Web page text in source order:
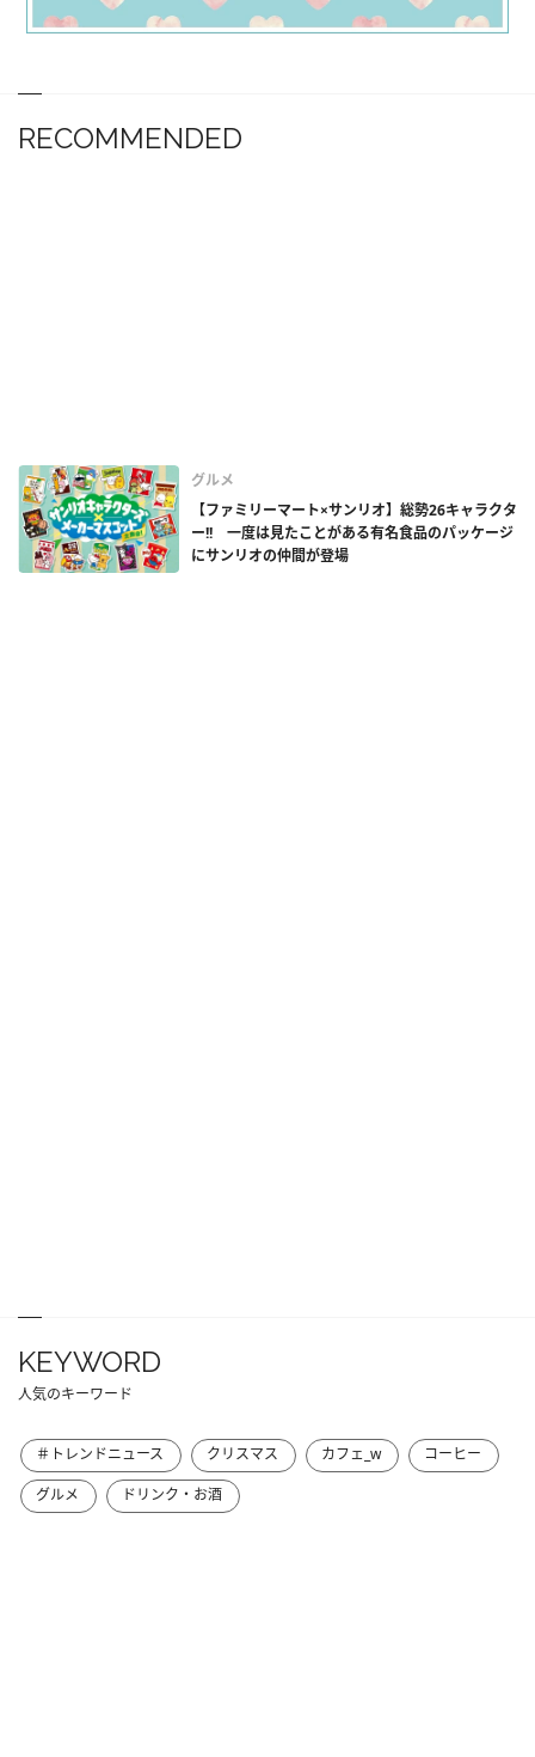
RECOMMENDED
グルメ
【ファミリーマート×サンリオ】総勢26キャラクタ
ー!! 一度は見たことがある有名食品のパッケージ
にサンリオの仲間が登場
KEYWORD
人気のキーワード
＃トレンドニュース クリスマス カフェ_w
コーヒー
グルメ
ドリンク・お酒